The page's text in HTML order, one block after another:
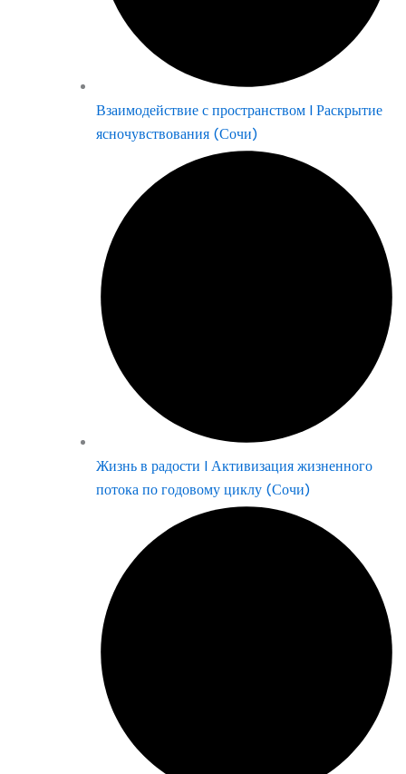
Взаимодействие с пространством | Раскрытие
ясночувствования (Сочи)
Жизнь в радости | Активизация жизненного
потока по годовому циклу (Сочи)